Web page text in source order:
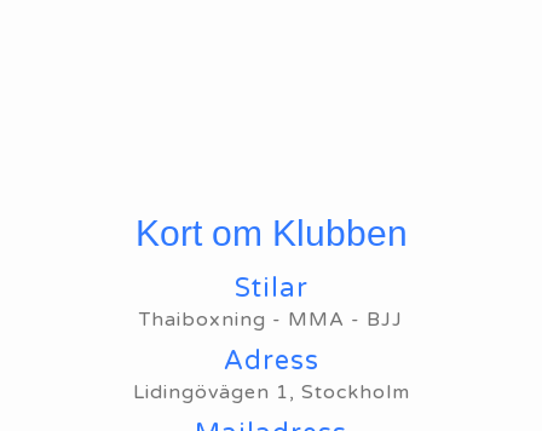
Kort om Klubben
Stilar
Thaiboxning - MMA - BJJ
Adress
Lidingövägen 1, Stockholm